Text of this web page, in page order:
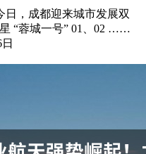
日，成都迎来城市发展双
“蓉城一号” 01、02 ……